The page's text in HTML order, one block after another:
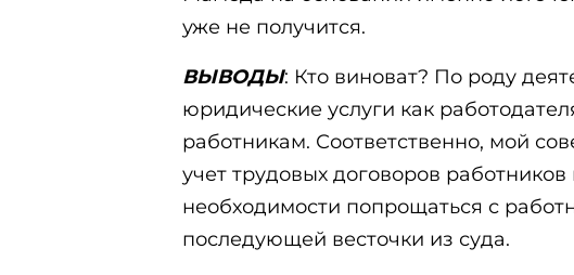
уже не получится.
ВЫВОДЫ: Кто виноват? По роду
юридические услуги как
работникам. Соответственно, мой
учет трудовых договоров
необходимости попрощаться с
последующей весточки из суда.